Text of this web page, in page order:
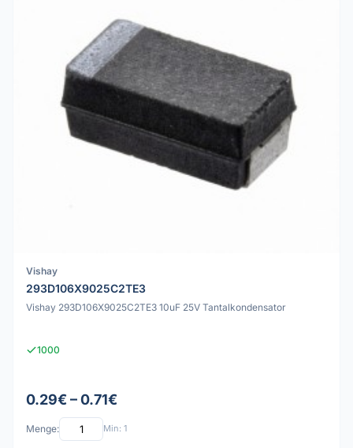
Vishay
293D106X9025C2TE3
Vishay 293D106X9025C2TE3 10uF 25V Tantalkondensator
1000
0.29€ – 0.71€
Menge: Min: 1